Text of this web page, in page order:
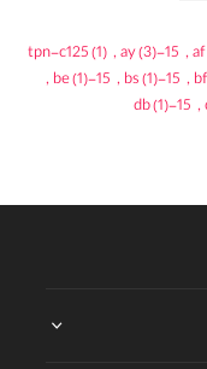
,
15-ay
(3)
,
tpn-c125(1)
,
15-bs
(1)
,
15-be
(1)
,
,
15-db
(1)